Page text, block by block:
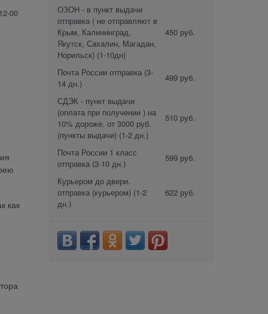
00
как
ОЗОН - в пункт выдачи
отправка ( не отправляют в
Крым, Калининград,
Якутск, Сахалин, Магадан,
Норильск) (1-10дн)
450 руб.
Почта России отправка (3-
14 дн.)
499 руб.
СДЭК - пункт выдачи
(оплата при получении ) на
10% дороже. от 3000 руб.
(пункты выдачи) (1-2 дн.)
510 руб.
Почта России 1 класс
отправка (3-10 дн.)
599 руб.
Курьером до двери.
отправка (курьером) (1-2
дн.)
622 руб.